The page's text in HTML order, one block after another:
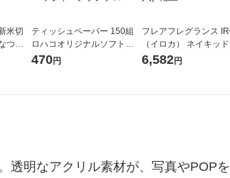
米切
つぼ
7年産
ティッシュペーパー 150組
ロハコオリジナルソフトパ
ックティッシュ フィオナ オ
470円
フレアフレグランス
（イロカ） ネイキッ
ーの香り 柔軟剤 詰め替
6,582円
透明なアクリル素材が、写真やPOP